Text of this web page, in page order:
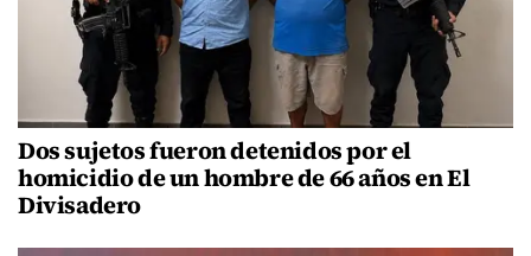
Dos sujetos fueron detenidos por el
homicidio de un hombre de 66 años en El
Divisadero